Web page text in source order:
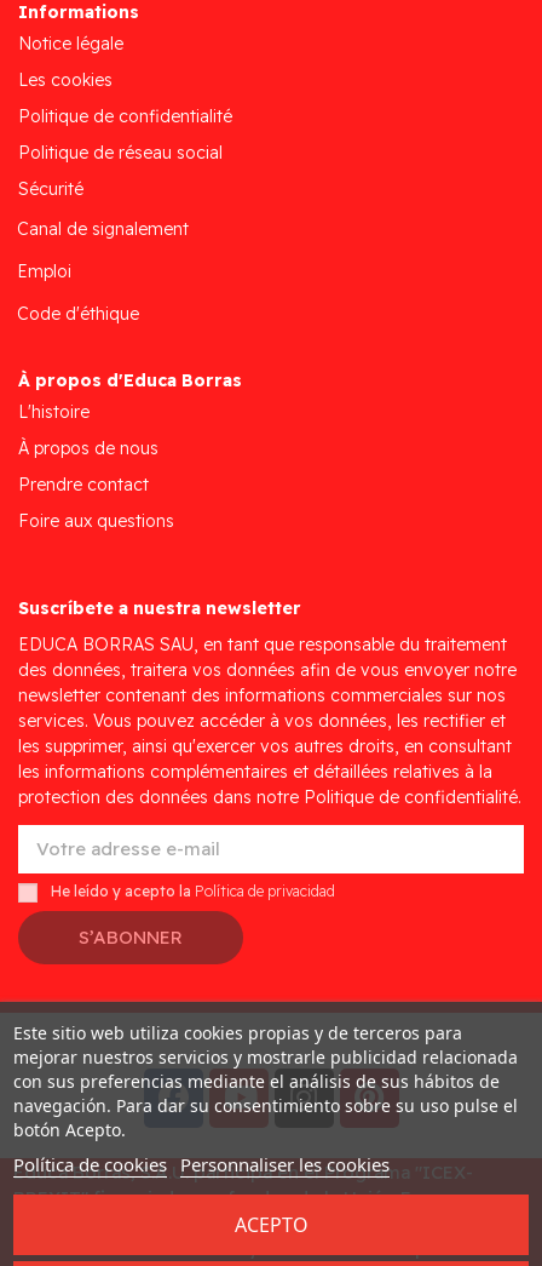
Informations
Notice légale
Les cookies
Politique de confidentialité
Politique de réseau social
Sécurité
Canal de signalement
Emploi
Code d'éthique
À propos d'Educa Borras
L'histoire
À propos de nous
Prendre contact
Foire aux questions
Suscríbete a nuestra newsletter
EDUCA BORRAS SAU, en tant que responsable du traitement
des données, traitera vos données afin de vous envoyer notre
newsletter contenant des informations commerciales sur nos
services. Vous pouvez accéder à vos données, les rectifier et
les supprimer, ainsi qu'exercer vos autres droits, en consultant
les informations complémentaires et détaillées relatives à la
protection des données dans notre Politique de confidentialité.
He leído y acepto la Política de privacidad
S’ABONNER
Desarrollado porAddis
Educa Borras, S.A.U. participa en el Programa "ICEX-
BREXIT" financiado por fondos de la Unión Europea, para
mitigar las consecuencias adversas de la retirada del
Este sitio web utiliza cookies propias y de terceros para
mejorar nuestros servicios y mostrarle publicidad relacionada
con sus preferencias mediante el análisis de sus hábitos de
navegación. Para dar su consentimiento sobre su uso pulse el
botón Acepto.
Política de cookies Personnaliser les cookies
ACEPTO